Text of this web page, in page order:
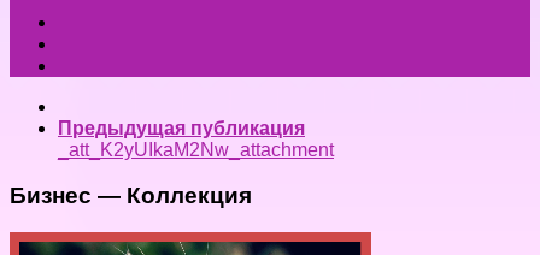
Предыдущая публикация
_att_K2yUIkaM2Nw_attachment
Бизнес — Коллекция